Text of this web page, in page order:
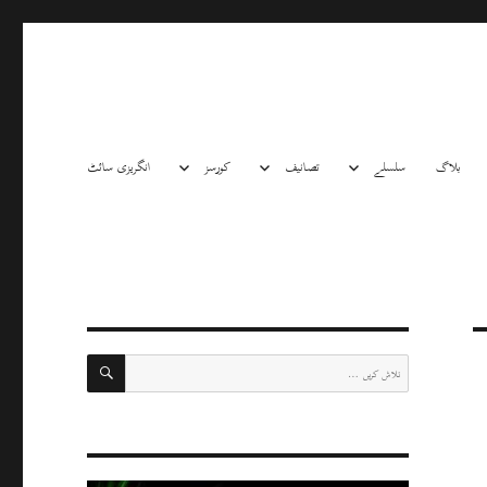
بلاگ سلسلے تصانیف کورسز انگریزی سائٹ
تلاش
کریں:
تلاش